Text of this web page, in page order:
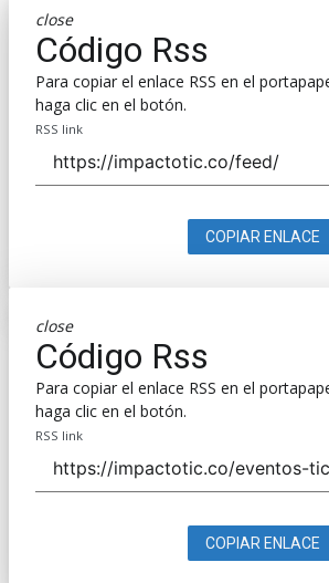
close
Código Rss
Para copiar el enlace RSS en el
haga clic en el botón.
RSS link
COPIAR ENLACE
close
Código Rss
Para copiar el enlace RSS en el
haga clic en el botón.
RSS link
COPIAR ENLACE